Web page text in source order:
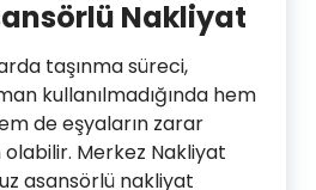
Nakliyat
taşınma süreci,
kullanılmadığında hem
de eşyaların zarar
Merkez Nakliyat
asansörlü nakliyat